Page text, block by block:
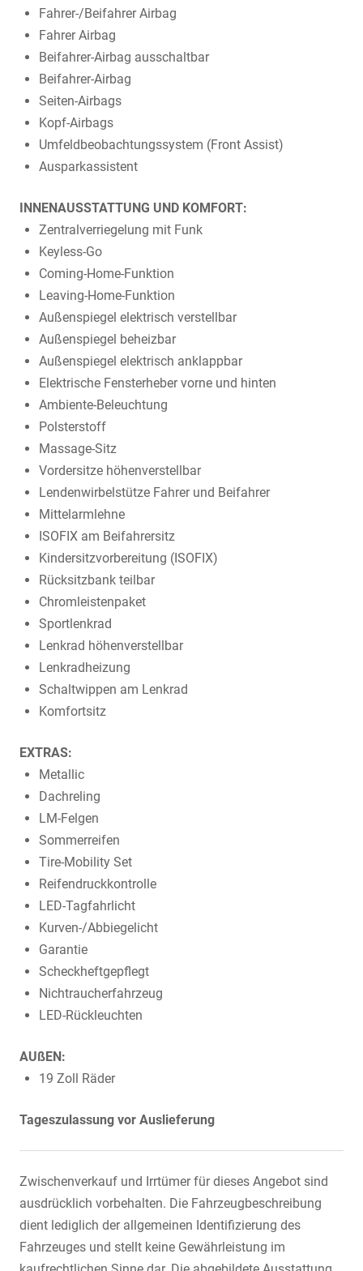
Fahrer-/Beifahrer Airbag
Fahrer Airbag
Beifahrer-Airbag ausschaltbar
Beifahrer-Airbag
Seiten-Airbags
Kopf-Airbags
Umfeldbeobachtungssystem (Front Assist)
Ausparkassistent
INNENAUSSTATTUNG UND KOMFORT:
Zentralverriegelung mit Funk
Keyless-Go
Coming-Home-Funktion
Leaving-Home-Funktion
Außenspiegel elektrisch verstellbar
Außenspiegel beheizbar
Außenspiegel elektrisch anklappbar
Elektrische Fensterheber vorne und hinten
Ambiente-Beleuchtung
Polsterstoff
Massage-Sitz
Vordersitze höhenverstellbar
Lendenwirbelstütze Fahrer und Beifahrer
Mittelarmlehne
ISOFIX am Beifahrersitz
Kindersitzvorbereitung (ISOFIX)
Rücksitzbank teilbar
Chromleistenpaket
Sportlenkrad
Lenkrad höhenverstellbar
Lenkradheizung
Schaltwippen am Lenkrad
Komfortsitz
EXTRAS:
Metallic
Dachreling
LM-Felgen
Sommerreifen
Tire-Mobility Set
Reifendruckkontrolle
LED-Tagfahrlicht
Kurven-/Abbiegelicht
Garantie
Scheckheftgepflegt
Nichtraucherfahrzeug
LED-Rückleuchten
AUßEN:
19 Zoll Räder
Tageszulassung vor Auslieferung
Zwischenverkauf und Irrtümer für dieses Angebot sind
ausdrücklich vorbehalten. Die Fahrzeugbeschreibung
dient lediglich der allgemeinen Identifizierung des
Fahrzeuges und stellt keine Gewährleistung im